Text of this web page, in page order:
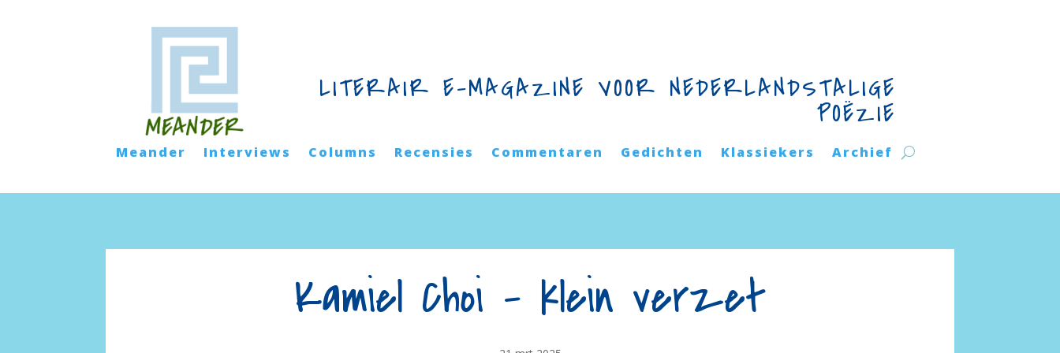
LITERAIR E-MAGAZINE VOOR NEDERLANDSTALIGE
POËZIE
Meander Interviews Columns Recensies Commentaren Gedichten Klassiekers Archief
Kamiel Choi – klein verzet